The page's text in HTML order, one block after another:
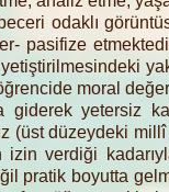
odaklı
pasifize
moral
yetersiz
düzeydeki millî
verdiği
pratik boyutta